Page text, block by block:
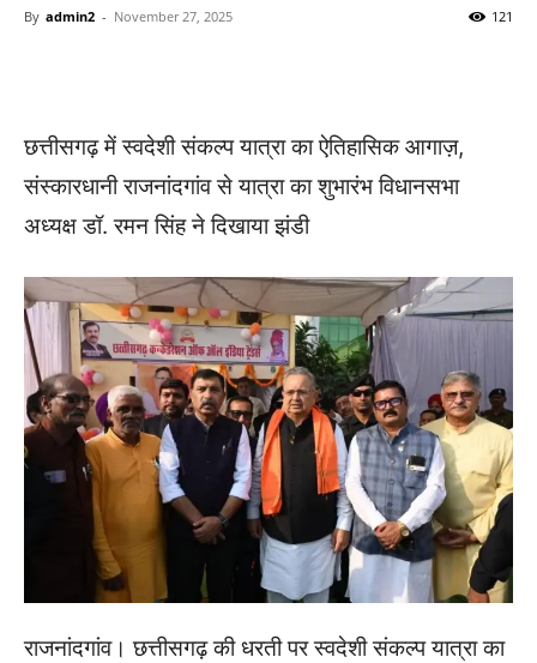
By admin2 - November 27, 2025 121
छत्तीसगढ़ में स्वदेशी संकल्प यात्रा का ऐतिहासिक आगाज़,
संस्कारधानी राजनांदगांव से यात्रा का शुभारंभ विधानसभा
अध्यक्ष डॉ. रमन सिंह ने दिखाया झंडी
राजनांदगांव। छत्तीसगढ़ की धरती पर स्वदेशी संकल्प यात्रा का